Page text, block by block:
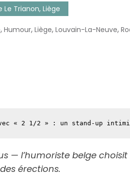
Le Trianon, Liège
, Humour, Liège, Louvain-La-Neuve,
« 2 1/2 » : un stand-up
— l’humoriste belge choisit
érections.